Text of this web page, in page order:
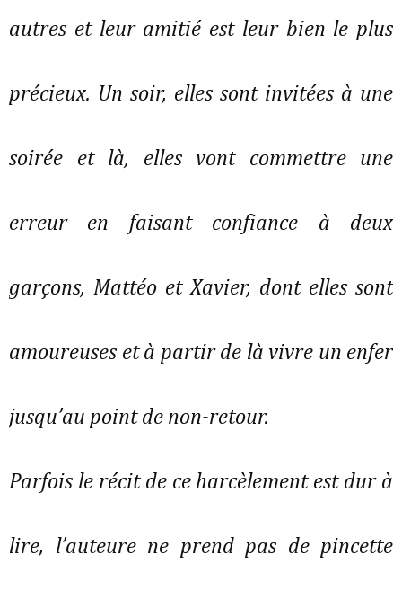
autres et leur amitié est leur bien le plus
précieux. Un soir, elles sont invitées à une
soirée et là, elles vont commettre une
erreur en faisant confiance à deux
garçons, Mattéo et Xavier, dont elles sont
amoureuses et à partir de là vivre un enfer
jusqu’au point de non-retour.
Parfois le récit de ce harcèlement est dur à
lire, l’auteure ne prend pas de pincette